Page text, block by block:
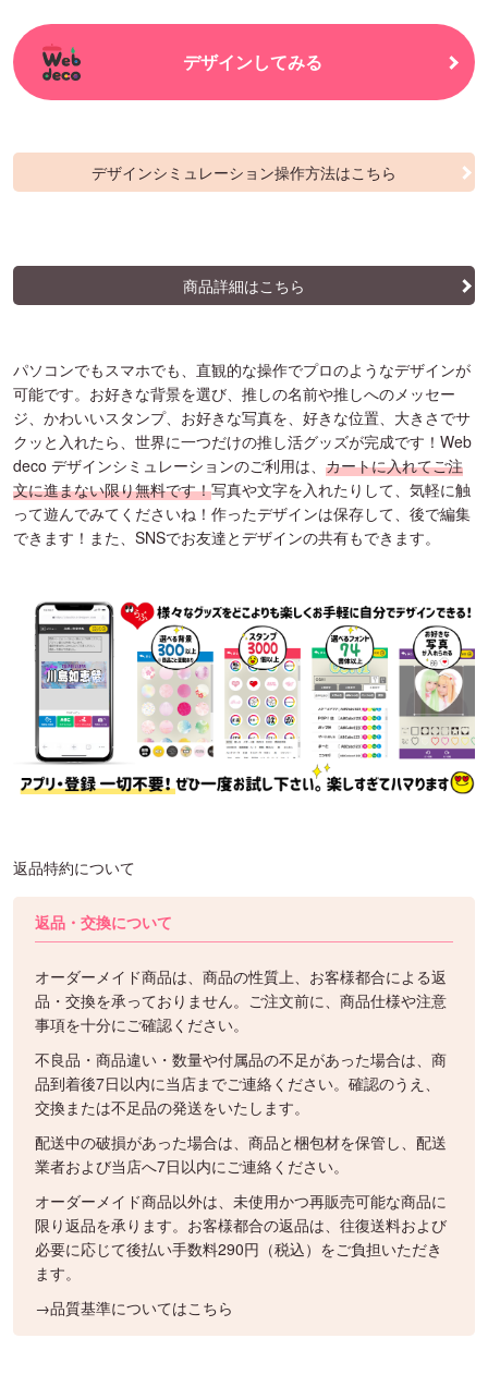
デザインしてみる
デザインシミュレーション操作方法はこちら
商品詳細はこちら
パソコンでもスマホでも、直観的な操作でプロのようなデザインが
可能です。お好きな背景を選び、推しの名前や推しへのメッセー
ジ、かわいいスタンプ、お好きな写真を、好きな位置、大きさでサ
クッと入れたら、世界に一つだけの推し活グッズが完成です！Web
deco デザインシミュレーションのご利用は、 カートに入れてご注
文に進まない限り無料です！写真や文字を入れたりして、気軽に触
って遊んでみてくださいね！作ったデザインは保存して、後で編集
できます！また、SNSでお友達とデザインの共有もできます。
返品特約について
返品・交換について
オーダーメイド商品は、商品の性質上、お客様都合による返
品・交換を承っておりません。ご注文前に、商品仕様や注意
事項を十分にご確認ください。
不良品・商品違い・数量や付属品の不足があった場合は、商
品到着後7日以内に当店までご連絡ください。確認のうえ、
交換または不足品の発送をいたします。
配送中の破損があった場合は、商品と梱包材を保管し、配送
業者および当店へ7日以内にご連絡ください。
オーダーメイド商品以外は、未使用かつ再販売可能な商品に
限り返品を承ります。お客様都合の返品は、往復送料および
必要に応じて後払い手数料290円（税込）をご負担いただき
ます。
→品質基準についてはこちら